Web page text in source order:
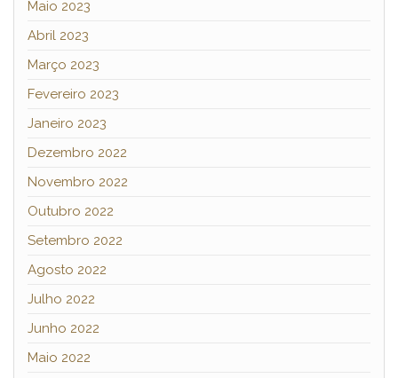
Maio 2023
Abril 2023
Março 2023
Fevereiro 2023
Janeiro 2023
Dezembro 2022
Novembro 2022
Outubro 2022
Setembro 2022
Agosto 2022
Julho 2022
Junho 2022
Maio 2022